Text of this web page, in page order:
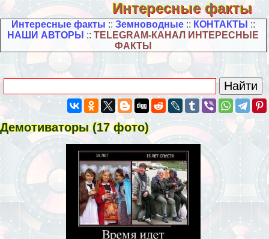
Интересные факты
Интересные факты :: Земноводные:: КОНТАКТЫ ::
НАШИ АВТОРЫ ::TELEGRAM-КАНАЛ ИНТЕРЕСНЫЕ
ФАКТЫ
Демотиваторы (17 фото)